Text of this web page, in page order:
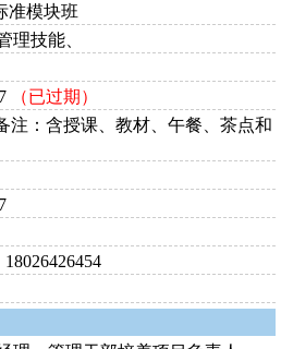
准模块班
理技能、
（已过期）
注：含授课、教材、午餐、茶点和